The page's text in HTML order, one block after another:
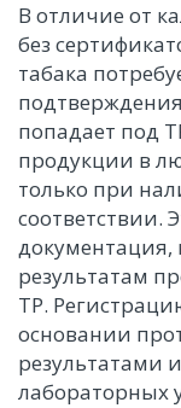
В отличие от
без
табака
попадает под
продукции в
только при
соответствии.
документация,
результатам
ТР.
основании
результатами
лабораторных